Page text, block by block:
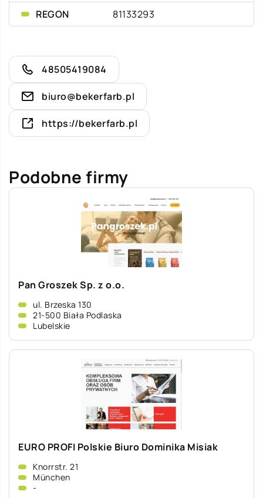
REGON
81133293
48505419084
biuro@bekerfarb.pl
https://bekerfarb.pl
Podobne firmy
Pan Groszek Sp. z o.o.
ul. Brzeska 130
21-500 Biała Podlaska
Lubelskie
EURO PROFI Polskie Biuro Dominika Misiak
Knorrstr. 21
München
-